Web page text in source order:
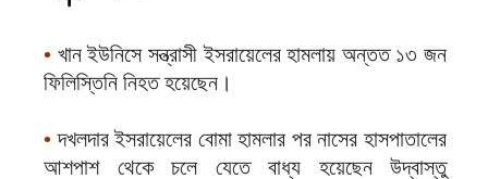
• খান ইউনিসে সন্ত্রাসী ইসরায়েলের হামলায় অন্তত ১৩ জন
ফিলিস্তিনি নিহত হয়েছেন।
• দখলদার ইসরায়েলের বোমা হামলার পর নাসের হাসপাতালের
আশপাশ থেকে চলে যেতে বাধ্য হয়েছেন উদ্বাস্তু